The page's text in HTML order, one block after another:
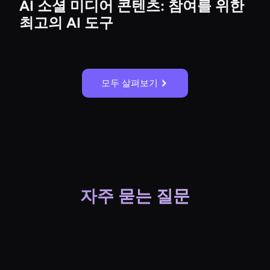
AI 소셜 미디어 콘텐츠: 참여를 위한
최고의 AI 도구
모두 살펴보기
자주 묻는 질문